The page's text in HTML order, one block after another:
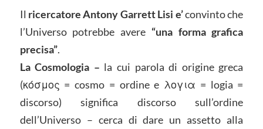
Il ricercatore Antony Garrett Lisi e’convinto che
l’Universo potrebbe avere “una forma grafica
precisa”.
La Cosmologia – la cui parola di origine greca
(κόσμος = cosmo = ordine e λογια = logia =
discorso) significa discorso sull’ordine
dell’Universo – cerca di dare un assetto alla